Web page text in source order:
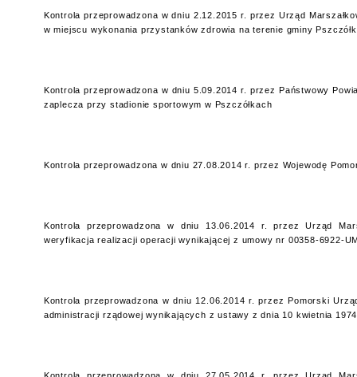
Kontrola przeprowadzona w dniu 2.12.2015 r. przez Urząd
w miejscu wykonania przystanków zdrowia na terenie gminy
Kontrola przeprowadzona w dniu 5.09.2014 r. przez Państwowy
zaplecza przy stadionie sportowym w Pszczółkach
Kontrola przeprowadzona w dniu 27.08.2014 r. przez Wojewodę
Kontrola przeprowadzona w dniu 13.06.2014 r. przez Urząd
weryfikacja realizacji operacji wynikającej z umowy nr 00358-6922-
Kontrola przeprowadzona w dniu 12.06.2014 r. przez Pomorski
administracji rządowej wynikających z ustawy z dnia 10 kwietnia